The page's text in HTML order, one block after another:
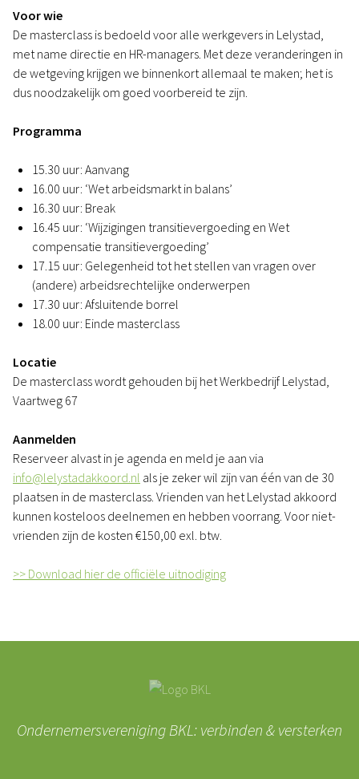
Voor wie
De masterclass is bedoeld voor alle werkgevers in Lelystad,
met name directie en HR-managers. Met deze veranderingen in
de wetgeving krijgen we binnenkort allemaal te maken; het is
dus noodzakelijk om goed voorbereid te zijn.
Programma
15.30 uur: Aanvang
16.00 uur: ‘Wet arbeidsmarkt in balans’
16.30 uur: Break
16.45 uur: ‘Wijzigingen transitievergoeding en Wet
compensatie transitievergoeding’
17.15 uur: Gelegenheid tot het stellen van vragen over
(andere) arbeidsrechtelijke onderwerpen
17.30 uur: Afsluitende borrel
18.00 uur: Einde masterclass
Locatie
De masterclass wordt gehouden bij het Werkbedrijf Lelystad,
Vaartweg 67
Aanmelden
Reserveer alvast in je agenda en meld je aan via
info@lelystadakkoord.nl als je zeker wil zijn van één van de 30
plaatsen in de masterclass. Vrienden van het Lelystad akkoord
kunnen kosteloos deelnemen en hebben voorrang. Voor niet-
vrienden zijn de kosten €150,00 exl. btw.
>> Download hier de officiële uitnodiging
Ondernemersvereniging BKL: verbinden & versterken